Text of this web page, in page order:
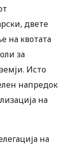
двете
на квотата
за
Исто
напредок
на
на